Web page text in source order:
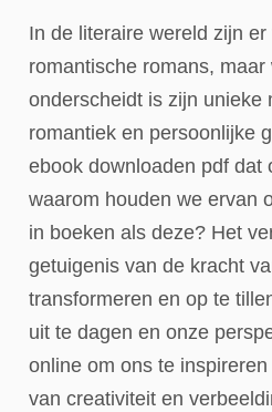
In de literaire wereld zijn
romantische romans, maar
onderscheidt is zijn unieke
romantiek en persoonlijke
ebook downloaden pdf dat
waarom houden we ervan
in boeken als deze? Het
getuigenis van de kracht
transformeren en op te
uit te dagen en onze
online om ons te
van creativiteit en